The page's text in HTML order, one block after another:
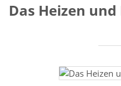
Das Heizen